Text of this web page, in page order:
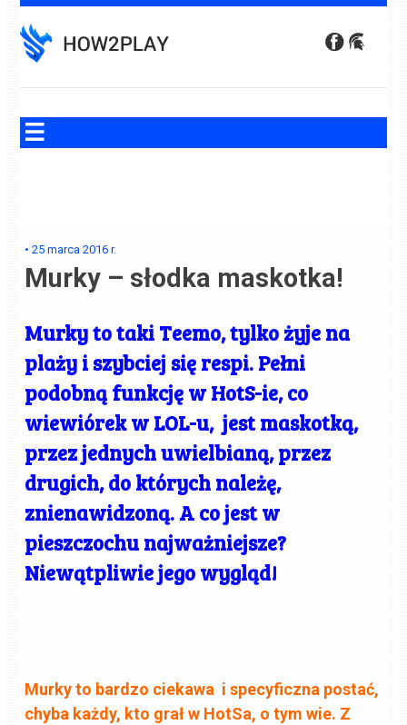
to
content
•25 marca 2016 r.
Murky – słodka maskotka!
Murky to taki Teemo, tylko żyje na
plaży i szybciej się respi. Pełni
podobną funkcję w HotS-ie, co
wiewiórek w LOL-u, jest maskotką,
przez jednych uwielbianą, przez
drugich, do których należę,
znienawidzoną. A co jest w
pieszczochu najważniejsze?
Niewątpliwie jego wygląd!
Murky to bardzo ciekawa i specyficzna postać,
chyba każdy, kto grał w HotSa, o tym wie. Z